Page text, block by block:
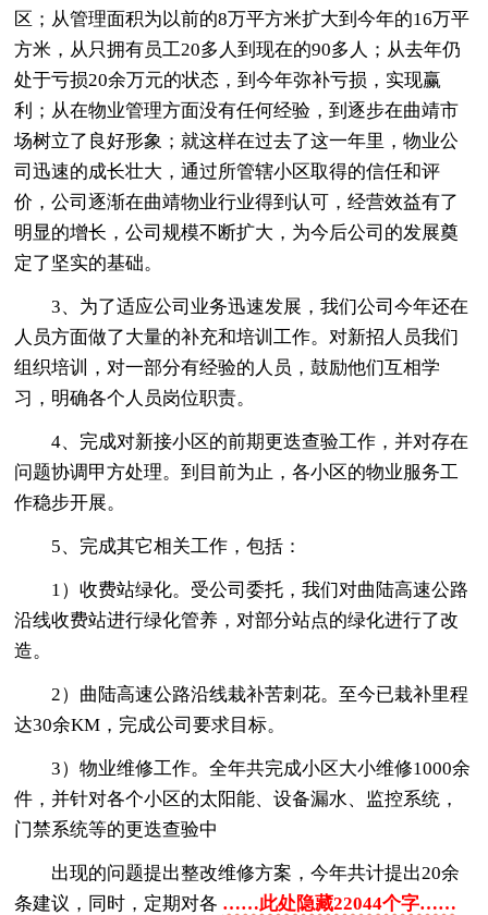
区；从管理面积为以前的8万平方米扩大到今年的16万平
方米，从只拥有员工20多人到现在的90多人；从去年仍
处于亏损20余万元的状态，到今年弥补亏损，实现赢
利；从在物业管理方面没有任何经验，到逐步在曲靖市
场树立了良好形象；就这样在过去了这一年里，物业公
司迅速的成长壮大，通过所管辖小区取得的信任和评
价，公司逐渐在曲靖物业行业得到认可，经营效益有了
明显的增长，公司规模不断扩大，为今后公司的发展奠
定了坚实的基础。
3、为了适应公司业务迅速发展，我们公司今年还在
人员方面做了大量的补充和培训工作。对新招人员我们
组织培训，对一部分有经验的人员，鼓励他们互相学
习，明确各个人员岗位职责。
4、完成对新接小区的前期更迭查验工作，并对存在
问题协调甲方处理。到目前为止，各小区的物业服务工
作稳步开展。
5、完成其它相关工作，包括：
1）收费站绿化。受公司委托，我们对曲陆高速公路
沿线收费站进行绿化管养，对部分站点的绿化进行了改
造。
2）曲陆高速公路沿线栽补苦刺花。至今已栽补里程
达30余KM，完成公司要求目标。
3）物业维修工作。全年共完成小区大小维修1000余
件，并针对各个小区的太阳能、设备漏水、监控系统，
门禁系统等的更迭查验中
出现的问题提出整改维修方案，今年共计提出20余
条建议，同时，定期对各 ……此处隐藏22044个字……